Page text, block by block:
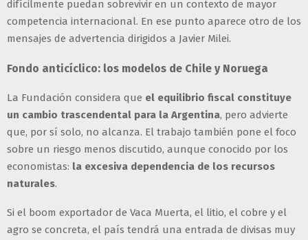
difícilmente puedan sobrevivir en un contexto de mayor
competencia internacional. En ese punto aparece otro de los
mensajes de advertencia dirigidos a Javier Milei.
Fondo anticíclico: los modelos de Chile y Noruega
La Fundación considera que el equilibrio fiscal constituye
un cambio trascendental para la Argentina, pero advierte
que, por sí solo, no alcanza. El trabajo también pone el foco
sobre un riesgo menos discutido, aunque conocido por los
economistas: la excesiva dependencia de los recursos
naturales.
Si el boom exportador de Vaca Muerta, el litio, el cobre y el
agro se concreta, el país tendrá una entrada de divisas muy